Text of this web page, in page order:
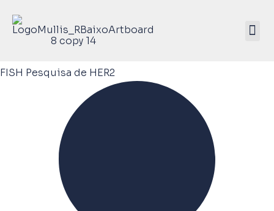
FISH Pesquisa de HER2